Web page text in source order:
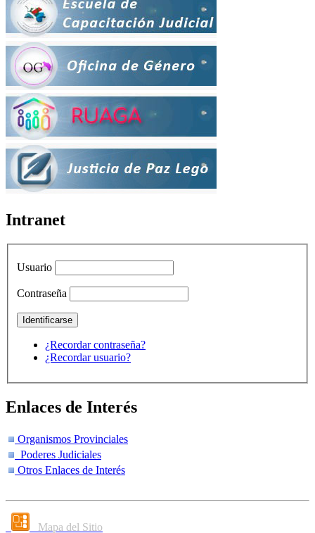
Intranet
Usuario
Contraseña
¿Recordar contraseña?
¿Recordar usuario?
Enlaces de Interés
Organismos Provinciales
Poderes Judiciales
Otros Enlaces de Interés
Mapa del Sitio